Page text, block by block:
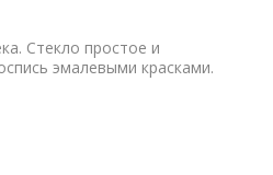
Стекло простое и
эмалевыми красками.